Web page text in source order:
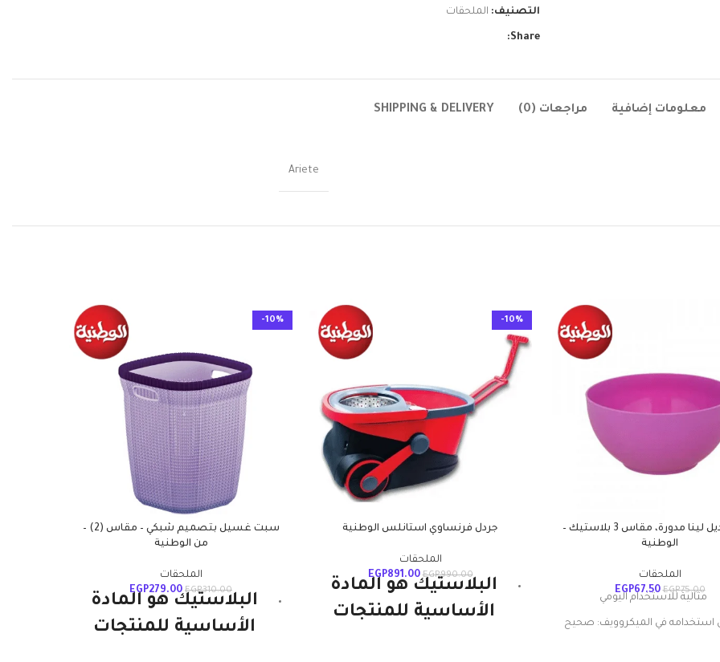
التصنيف: الملحقات
Share:
معلومات إضافية مراجعات (0) SHIPPING & DELIVERY
Ariete
بولة موديل لينا مدورة، مقاس 3 بلاستيك –
الوطنية
الملحقات
EGP75.00
EGP67.50
مثالية للاستخدام اليومي
استخدامه في الميكروويف: صحيح
-10%
جردل فرنساوي استانلس الوطنية
الملحقات
EGP990.00
EGP891.00
البلاستيك هو المادة
الأساسية للمنتجات
-10%
سبت غسيل بتصميم شبكي – مقاس (2) –
من الوطنية
الملحقات
EGP310.00
EGP279.00
البلاستيك هو المادة
الأساسية للمنتجات